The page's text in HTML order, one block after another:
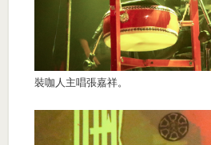
裝咖人主唱張嘉祥。